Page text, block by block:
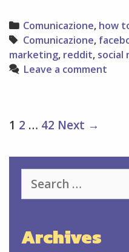
Categories
Comunicazione, how
Tags
Comunicazione,
marketing, reddit, social
Leave a comment
Post
1 2 … 42 Next →
for:
Archives